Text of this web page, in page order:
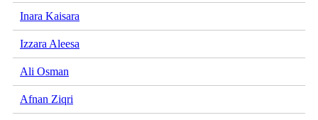
Inara Kaisara
Izzara Aleesa
Ali Osman
Afnan Ziqri